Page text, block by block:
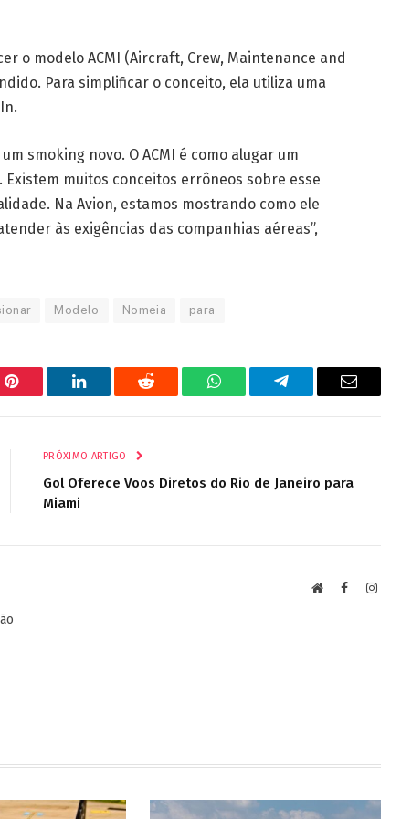
o modelo ACMI (Aircraft, Crew, Maintenance and
Para simplificar o conceito, ela utiliza uma
smoking novo. O ACMI é como alugar um
muitos conceitos errôneos sobre esse
Na Avion, estamos mostrando como ele
às exigências das companhias aéreas”,
Modelo Nomeia para
Pinterest LinkedIn Reddit WhatsAppTelegramaE-
PRÓXIMO ARTIGO
Gol Oferece Voos Diretos do Rio de Janeiro para
Miami
Site Facebook